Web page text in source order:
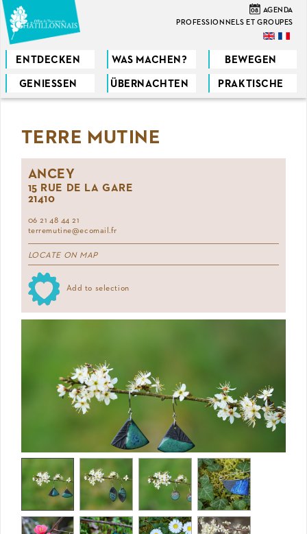
Direkt
zum
Inhalt
08 AGENDA
PROFESSIONNELS ET GROUPES
ENTDECKEN WAS MACHEN? BEWEGEN
GENIESSEN ÜBERNACHTEN PRAKTISCHE
Sie
hierTERRE MUTINE
ANCEY
15 RUE DE LA GARE
21410
06 21 48 44 21
terremutine@ecomail.fr
LOCATE ON MAP
Add to selection